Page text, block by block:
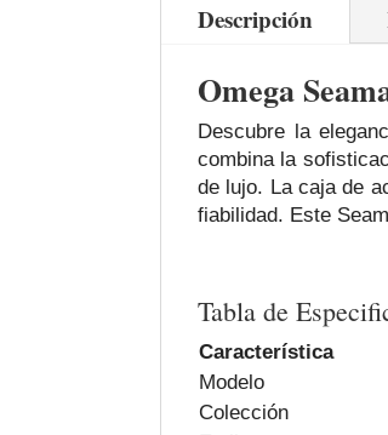
Descripción
Omega
Descubre la
combina la
de lujo. La caja de
fiabilidad. Este
Tabla de
Característica
Modelo
Colección